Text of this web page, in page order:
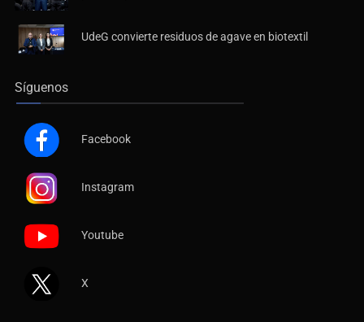
UdeG convierte residuos de agave en biotextil
Síguenos
Facebook
Instagram
Youtube
X